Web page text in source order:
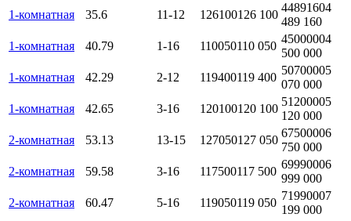
1-комнатная
35.6 11-12 126100126 100
44891604
489 160
1-комнатная
40.79 1-16 110050110 050
45000004
500 000
1-комнатная
42.29 2-12 119400119 400
50700005
070 000
1-комнатная
42.65 3-16 120100120 100
51200005
120 000
2-комнатная
53.13 13-15 127050127 050
67500006
750 000
2-комнатная
59.58 3-16 117500117 500
69990006
999 000
2-комнатная
60.47 5-16 119050119 050
71990007
199 000